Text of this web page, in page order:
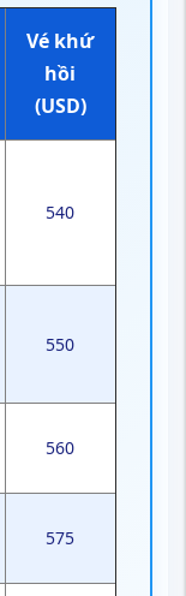
Vé khứ
hồi
(USD)
540
550
560
575